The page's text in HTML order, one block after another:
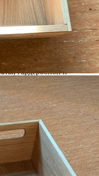
и ванной.
гардеробной и